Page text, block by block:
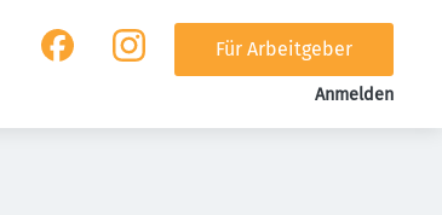
Für Arbeitgeber
Anmelden